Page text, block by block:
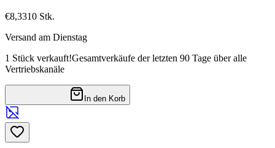
€8,3310 Stk.
Versand am Dienstag
1 Stück verkauft!Gesamtverkäufe der letzten 90 Tage über alle
Vertriebskanäle
In den Korb